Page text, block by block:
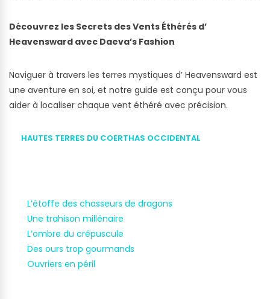
Découvrez les Secrets des Vents Éthérés d’
Heavensward avec Daeva’s Fashion
Naviguer à travers les terres mystiques d’ Heavensward est
une aventure en soi, et notre guide est conçu pour vous
aider à localiser chaque vent éthéré avec précision.
HAUTES TERRES DU COERTHAS OCCIDENTAL
L’étoffe des chasseurs de dragons
Une trahison millénaire
L’ombre du crépuscule
Des ours trop gourmands
Ouvriers en péril